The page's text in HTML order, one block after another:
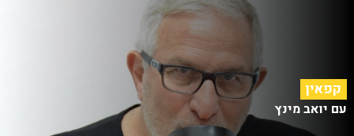
קפאין
עם יואב מינץ